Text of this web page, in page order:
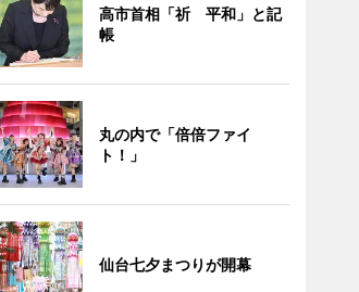
高市首相「祈 平和」と記
帳
丸の内で「倍倍ファイ
ト！」
仙台七夕まつりが開幕